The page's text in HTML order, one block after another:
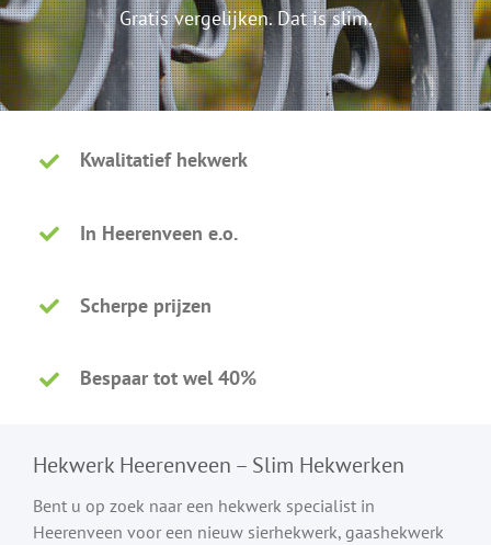
Gratis vergelijken. Dat is slim.
Kwalitatief hekwerk
In Heerenveen e.o.
Scherpe prijzen
Bespaar tot wel 40%
Hekwerk Heerenveen – Slim Hekwerken
Bent u op zoek naar een hekwerk specialist in
Heerenveen voor een nieuw sierhekwerk, gaashekwerk